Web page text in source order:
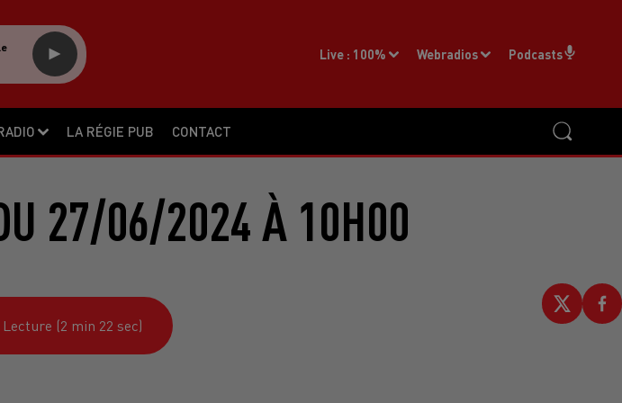
LA RÉGIE PUB CONTACT
Live : 100% Webradios Podcasts
27/06/2024 À 10H00
Lecture (2 min 22 sec)